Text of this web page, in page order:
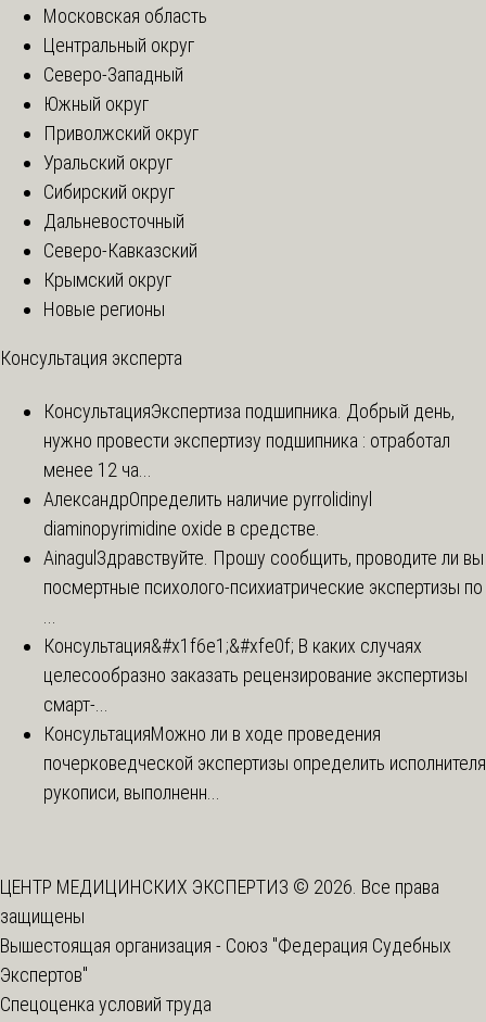
Московская область
Центральный округ
Северо-Западный
Южный округ
Приволжский округ
Уральский округ
Сибирский округ
Дальневосточный
Северо-Кавказский
Крымский округ
Новые регионы
Консультация эксперта
КонсультацияЭкспертиза подшипника. Добрый день,
нужно провести экспертизу подшипника : отработал
менее 12 ча...
АлександрОпределить наличие pyrrolidinyl
diaminopyrimidine oxide в средстве.
Ainagul Здравствуйте. Прошу сообщить, проводите ли вы
посмертные психолого-психиатрические экспертизы по
...
Консультация&#x1f6e1;&#xfe0f; В каких случаях
целесообразно заказать рецензирование экспертизы
смарт-...
КонсультацияМожно ли в ходе проведения
почерковедческой экспертизы определить исполнителя
рукописи, выполненн...
ЦЕНТР МЕДИЦИНСКИХ ЭКСПЕРТИЗ © 2026. Все права
защищены
Вышестоящая организация - Союз "Федерация Судебных
Экспертов"
Спецоценка условий труда